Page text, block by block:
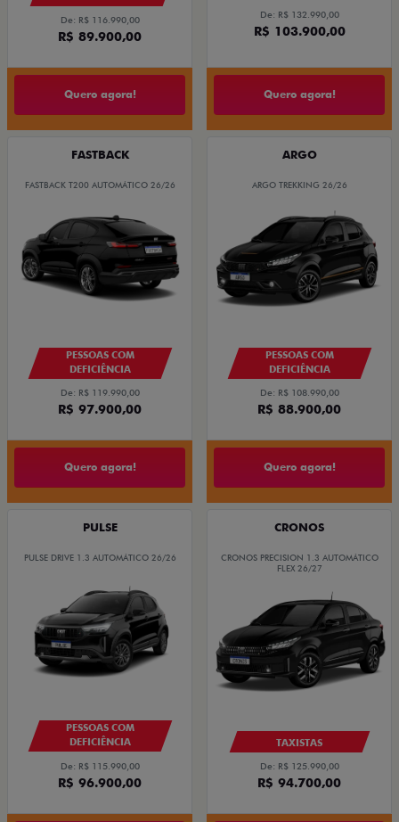
De: R$ 116.990,00
R$ 89.900,00
Quero agora!
De: R$ 132.990,00
R$ 103.900,00
Quero agora!
FASTBACK
FASTBACK T200 AUTOMÁTICO 26/26
PESSOAS COM
DEFICIÊNCIA
De: R$ 119.990,00
R$ 97.900,00
Quero agora!
ARGO
ARGO TREKKING 26/26
PESSOAS COM
DEFICIÊNCIA
De: R$ 108.990,00
R$ 88.900,00
Quero agora!
PULSE
PULSE DRIVE 1.3 AUTOMÁTICO 26/26
PESSOAS COM
DEFICIÊNCIA
De: R$ 115.990,00
R$ 96.900,00
CRONOS
CRONOS PRECISION 1.3 AUTOMÁTICO
FLEX 26/27
TAXISTAS
De: R$ 125.990,00
R$ 94.700,00